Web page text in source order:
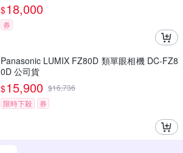
瑪 HD-100C電子除濕卡 FZ80D (公司貨)
$18,000
券
Panasonic LUMIX FZ80D 類單眼相機 DC-FZ8
0D 公司貨
$15,900 $16,736
限時下殺
券